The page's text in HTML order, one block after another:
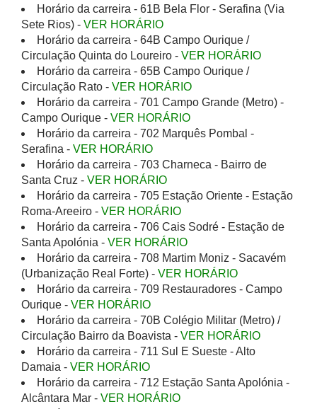
Horário da carreira - 61B Bela Flor - Serafina (Via
Sete Rios) - VER HORÁRIO
Horário da carreira - 64B Campo Ourique /
Circulação Quinta do Loureiro - VER HORÁRIO
Horário da carreira - 65B Campo Ourique /
Circulação Rato - VER HORÁRIO
Horário da carreira - 701 Campo Grande (Metro) -
Campo Ourique - VER HORÁRIO
Horário da carreira - 702 Marquês Pombal -
Serafina - VER HORÁRIO
Horário da carreira - 703 Charneca - Bairro de
Santa Cruz - VER HORÁRIO
Horário da carreira - 705 Estação Oriente - Estação
Roma-Areeiro - VER HORÁRIO
Horário da carreira - 706 Cais Sodré - Estação de
Santa Apolónia - VER HORÁRIO
Horário da carreira - 708 Martim Moniz - Sacavém
(Urbanização Real Forte) - VER HORÁRIO
Horário da carreira - 709 Restauradores - Campo
Ourique - VER HORÁRIO
Horário da carreira - 70B Colégio Militar (Metro) /
Circulação Bairro da Boavista - VER HORÁRIO
Horário da carreira - 711 Sul E Sueste - Alto
Damaia - VER HORÁRIO
Horário da carreira - 712 Estação Santa Apolónia -
Alcântara Mar - VER HORÁRIO